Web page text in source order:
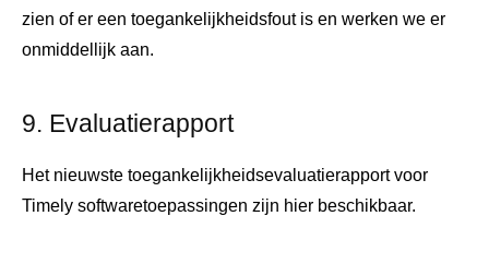
zien of er een toegankelijkheidsfout is en werken we er
onmiddellijk aan.
9. Evaluatierapport
Het nieuwste toegankelijkheidsevaluatierapport voor
Timely softwaretoepassingen zijn hier beschikbaar.